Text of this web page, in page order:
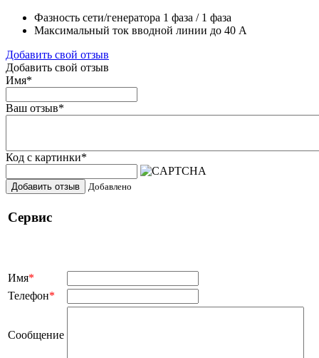
Фазность сети/генератора 1 фаза / 1 фаза
Максимальный ток вводной линии до 40 А
Добавить свой отзыв
Добавить свой отзыв
Имя*
Ваш отзыв*
Код с картинки*
Добавить отзыв Добавлено
Сервис
Имя*
Телефон*
Сообщение